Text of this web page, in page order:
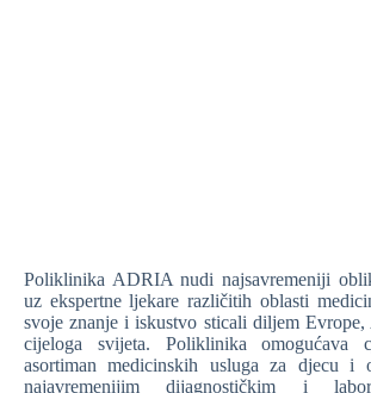
Poliklinika ADRIA nudi najsavremeniji
uz ekspertne ljekare različitih oblasti
svoje znanje i iskustvo sticali diljem
cijeloga svijeta. Poliklinika omogućava
asortiman medicinskih usluga za djecu i
najavremenijim dijagnostičkim i